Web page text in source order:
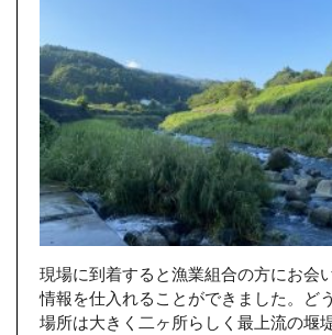
現場に到着すると漁業組合の方にお会
情報を仕入れることができました。ど
場所は大きく二ヶ所らしく最上流の堰